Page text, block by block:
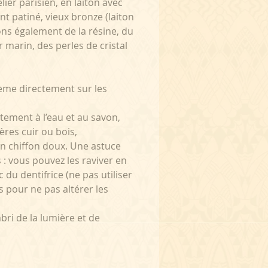
parisien, en laiton avec
patiné, vieux bronze (laiton
également de la résine, du
marin, des perles de cristal
directement sur les
à l’eau et au savon,
cuir ou bois,
chiffon doux. Une astuce
vous pouvez les raviver en
du dentifrice (ne pas utiliser
pour ne pas altérer les
de la lumière et de